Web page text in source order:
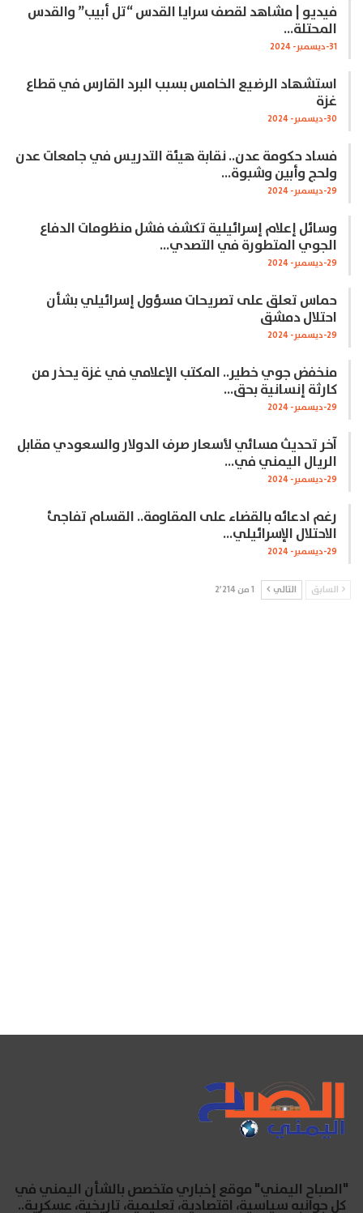
فيديو | مشاهد لقصف سرايا القدس “تل أبيب” والقدس
المحتلة…
31-ديسمبر- 2024
استشهاد الرضيع الخامس بسبب البرد القارس في قطاع
غزة
30-ديسمبر- 2024
فساد حكومة عدن.. نقابة هيئة التدريس في جامعات عدن
ولحج وأبين وشبوة…
29-ديسمبر- 2024
وسائل إعلام إسرائيلية تكشف فشل منظومات الدفاع
الجوي المتطورة في التصدي…
29-ديسمبر- 2024
حماس تعلق على تصريحات مسؤول إسرائيلي بشأن
احتلال دمشق
29-ديسمبر- 2024
منخفض جوي خطير.. المكتب الإعلامي في غزة يحذر من
كارثة إنسانية بحق…
29-ديسمبر- 2024
آخر تحديث مسائي لأسعار صرف الدولار والسعودي مقابل
الريال اليمني في…
29-ديسمبر- 2024
رغم ادعائه بالقضاء على المقاومة.. القسام تفاجئ
الاحتلال الإسرائيلي…
29-ديسمبر- 2024
السابق التالي 1 من 2٬214
"الصباح اليمني" موقع إخباري متخصص بالشأن اليمني في
كل جوانبه سياسية، اقتصادية، تعليمية، تاريخية، عسكرية..